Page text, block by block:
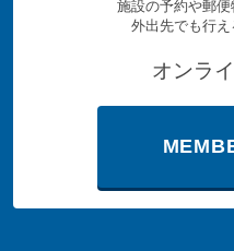
施設の予約や郵便
外出先でも行
オンラ